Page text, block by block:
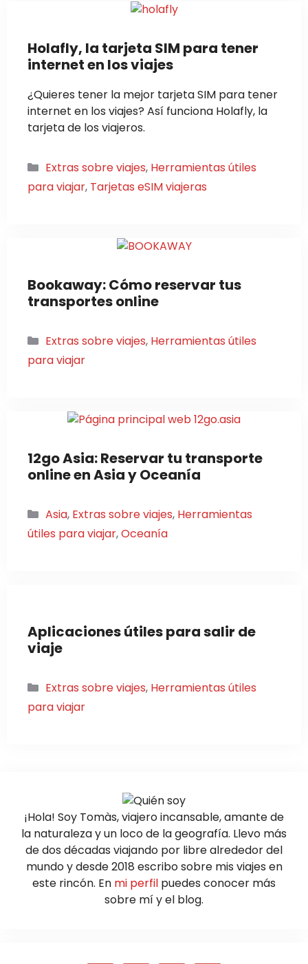
Holafly, la tarjeta SIM para tener
internet en los viajes
¿Quieres tener la mejor tarjeta SIM para tener
internet en los viajes? Así funciona Holafly, la
tarjeta de los viajeros.
Categorías
Extras sobre viajes, Herramientas útiles
para viajar, Tarjetas eSIM viajeras
Bookaway: Cómo reservar tus
transportes online
Categorías
Extras sobre viajes, Herramientas útiles
para viajar
12go Asia: Reservar tu transporte
online en Asia y Oceanía
Categorías
Asia, Extras sobre viajes, Herramientas
útiles para viajar,Oceanía
Aplicaciones útiles para salir de
viaje
Categorías
Extras sobre viajes, Herramientas útiles
para viajar
¡Hola! Soy Tomàs, viajero incansable, amante de
la naturaleza y un loco de la geografía. Llevo más
de dos décadas viajando por libre alrededor del
mundo y desde 2018 escribo sobre mis viajes en
este rincón. En mi perfil puedes conocer más
sobre mí y el blog.